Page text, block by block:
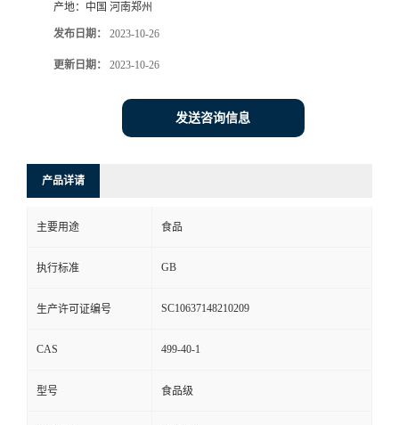
产地： 中国 河南郑州
发布日期： 2023-10-26
更新日期： 2023-10-26
发送咨询信息
产品详请
主要用途 食品
执行标准 GB
生产许可证编号 SC10637148210209
CAS 499-40-1
型号 食品级